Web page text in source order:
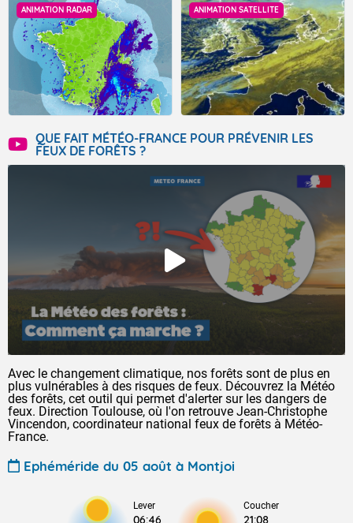
ANIMATION RADAR ANIMATION SATELLITE
QUE FAIT MÉTÉO-FRANCE POUR PRÉVENIR LES
FEUX DE FORÊTS ?
Avec le changement climatique, nos forêts sont de plus en
plus vulnérables à des risques de feux. Découvrez la Météo
des forêts, cet outil qui permet d'alerter sur les dangers de
feux. Direction Toulouse, où l'on retrouve Jean-Christophe
Vincendon, coordinateur national feux de forêts à Météo-
France.
Ephéméride du 05 août à Montjoi
Lever
06:46
Coucher
21:08